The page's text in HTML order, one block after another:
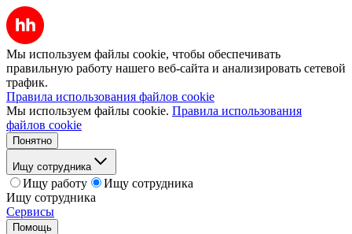
Мы используем файлы cookie, чтобы обеспечивать
правильную работу нашего веб-сайта и анализировать сетевой
трафик.
Правила использования файлов cookie
Мы используем файлы cookie. Правила использования
файлов cookie
Понятно
Ищу сотрудника
Ищу работу
Ищу сотрудника
Ищу сотрудника
Сервисы
Помощь